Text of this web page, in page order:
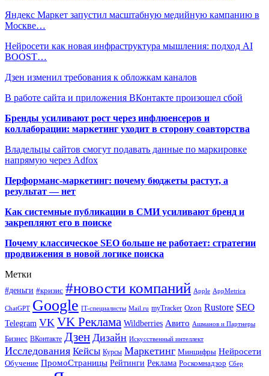
Яндекс Маркет запустил масштабную медийную кампанию в
Москве…
Нейросети как новая инфраструктура мышления: подход AI
BOOST…
Дзен изменил требования к обложкам каналов
В работе сайта и приложения ВКонтакте произошел сбой
Бренды усиливают рост через инфлюенсеров и
коллаборации: маркетинг уходит в сторону соавторства
Владельцы сайтов смогут подавать данные по маркировке
напрямую через Adfox
Перформанс-маркетинг: почему бюджеты растут, а
результат — нет
Как системные публикации в СМИ усиливают бренд и
закрепляют его в поиске
Почему классическое SEO больше не работает: стратегии
продвижения в новой логике поиска
Метки
#деньги #кризис #новости компаний Apple AppMetrica
ChatGPT Google IT-специалисты Mail.ru myTracker Ozon Rustore SEO
Telegram VK VK Реклама Wildberries Авито Ашманов и Партнеры
Бизнес ВКонтакте Дзен Дизайн Искусственный интеллект
Исследования Кейсы Курсы Маркетинг Минцифры Нейросети
Обучение ПромоСтраницы Рейтинги Реклама Роскомнадзор Сбер